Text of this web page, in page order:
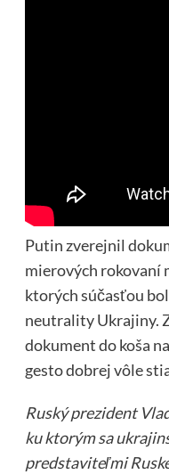
Putin zverejnil
mierových rokovaní
ktorých súčasťou
neutrality Ukrajiny.
dokument do koša
gesto dobrej vôle
Ruský prezident
ku ktorým sa
predstaviteľmi